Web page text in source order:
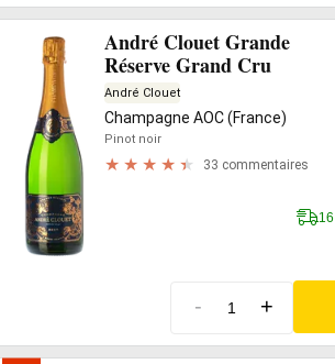
André Clouet Grande
Réserve Grand Cru
André Clouet
Champagne AOC (France)
Pinot noir
33 commentaires
- +